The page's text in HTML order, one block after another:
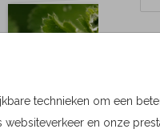
technieken om een
en onze